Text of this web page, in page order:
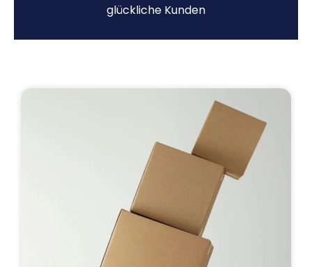
glückliche Kunden